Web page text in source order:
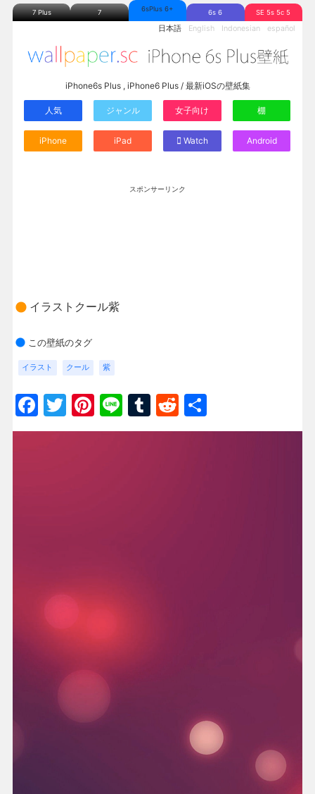
7 Plus 7 6sPlus 6+ 6s 6 SE 5s 5c 5
日本語 English Indonesian español
iPhone6s Plus , iPhone6 Plus / 最新iOSの壁紙集
人気 ジャンル 女子向け 棚
iPhone iPad Watch Android
スポンサーリンク
イラストクール紫
この壁紙のタグ
イラスト クール 紫
Facebook
Twitter
Pinterest
LineTumblr
Reddit
有